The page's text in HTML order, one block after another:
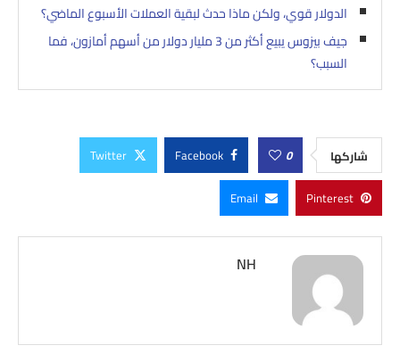
الدولار قوي، ولكن ماذا حدث لبقية العملات الأسبوع الماضي؟
جيف بيزوس يبيع أكثر من 3 مليار دولار من أسهم أمازون، فما
السبب؟
شاركها 0
Facebook
Twitter
Pinterest
Email
NH